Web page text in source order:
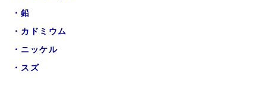
・鉛
・カドミウム
・ニッケル
・スズ